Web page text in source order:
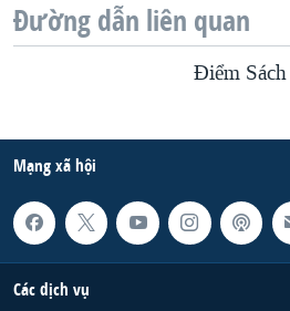
Đường dẫn liên quan
Điểm Sách
Mạng xã hội
Các dịch vụ